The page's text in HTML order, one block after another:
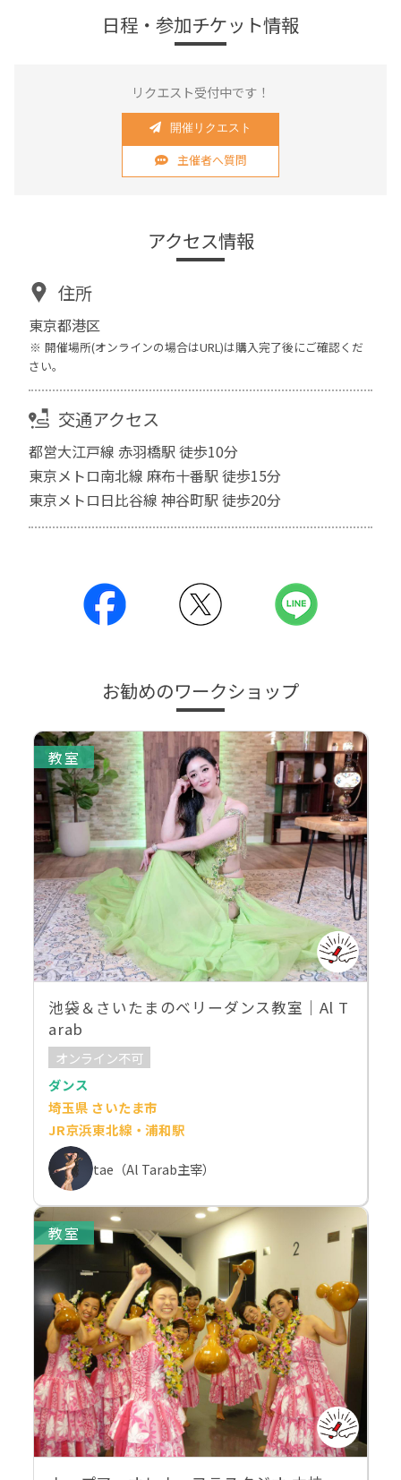
日程・参加チケット情報
リクエスト受付中です！
開催リクエスト
主催者へ質問
アクセス情報
住所
東京都港区
開催場所(オンラインの場合はURL)は購入完了後にご確認くだ
さい。
交通アクセス
都営大江戸線 赤羽橋駅 徒歩10分
東京メトロ南北線 麻布十番駅 徒歩15分
東京メトロ日比谷線 神谷町駅 徒歩20分
お勧めのワークショップ
教室
池袋＆さいたまのベリーダンス教室｜Al T
arab
オンライン不可
ダンス
埼玉県 さいたま市
JR京浜東北線・浦和駅
tae（Al Tarab主宰）
教室